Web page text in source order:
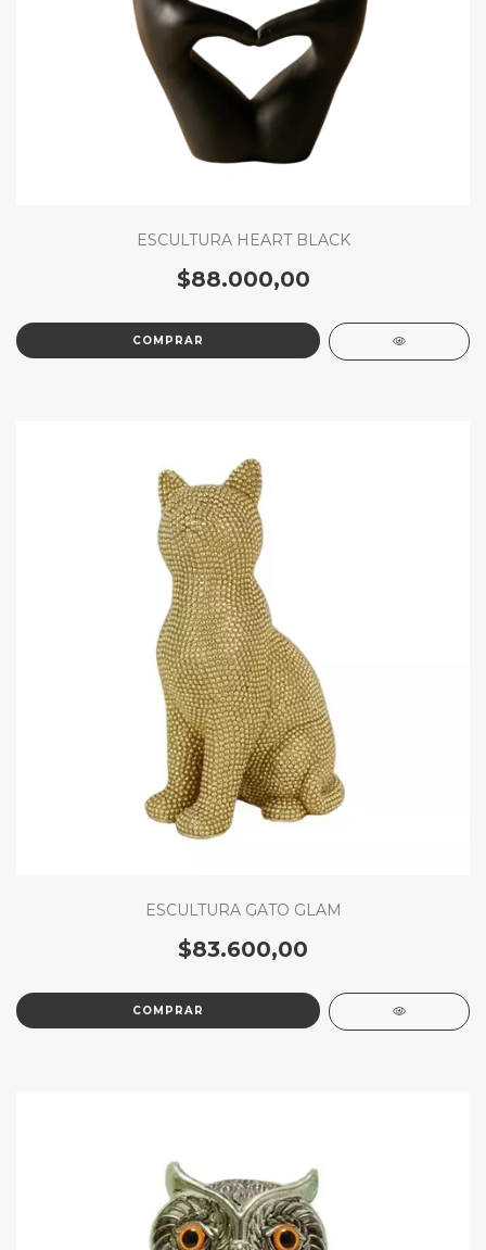
ESCULTURA HEART BLACK
$88.000,00
ESCULTURA GATO GLAM
$83.600,00